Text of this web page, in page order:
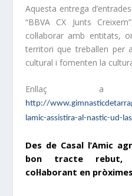
Aquesta entrega
“BBVA CX Junts
col·laborar amb entitats,
territori que treballen per
cultural i fomenten la
Enllaç a
http://
lamic-assistira-al-nastic-ud-
Des de Casal l’Amic
bon tracte rebut,
col·laborant en